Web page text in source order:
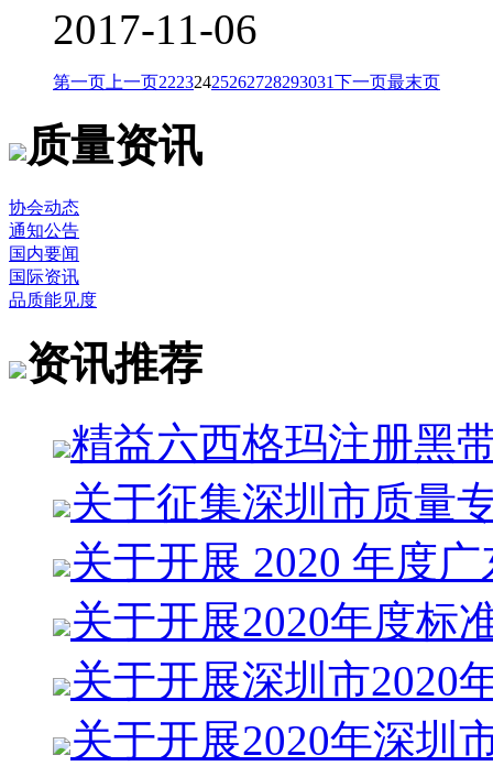
2017-11-06
第一页 上一页22232425262728293031下一页最末页
质量资讯
协会动态
通知公告
国内要闻
国际资讯
品质能见度
资讯推荐
精益六西格玛注册黑
关于征集深圳市质量
关于开展 2020 年度广
关于开展2020年度标
关于开展深圳市2020
关于开展2020年深圳